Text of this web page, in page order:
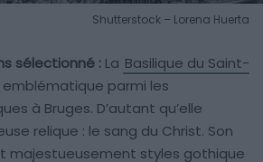
Shutterstock – Lorena Huerta
sélectionné : La Basilique du Saint-
parmi les
à Bruges. D’autant qu’elle
relique : le sang du Christ. Son
majestueusement styles gothique